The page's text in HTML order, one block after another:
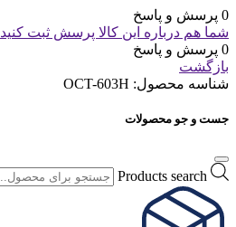
0 پرسش و پاسخ
شما هم درباره این کالا پرسش ثبت کنید
0 پرسش و پاسخ
بازگشت
شناسه محصول: OCT-603H
جست و جو محصولات
Products search